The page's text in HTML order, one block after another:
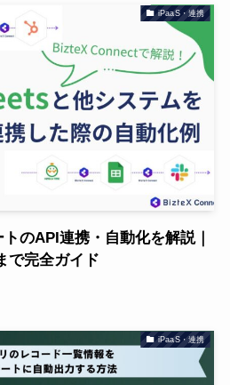
iPaaS・連携
のAPI連携・自動化を解説｜
で完全ガイド
iPaaS・連携